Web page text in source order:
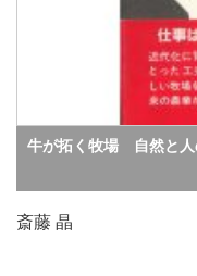
牛が拓く牧場 自然と人
斎藤 晶